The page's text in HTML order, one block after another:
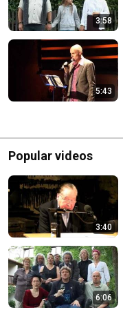
3:58
5:43
Popular videos
3:40
6:06